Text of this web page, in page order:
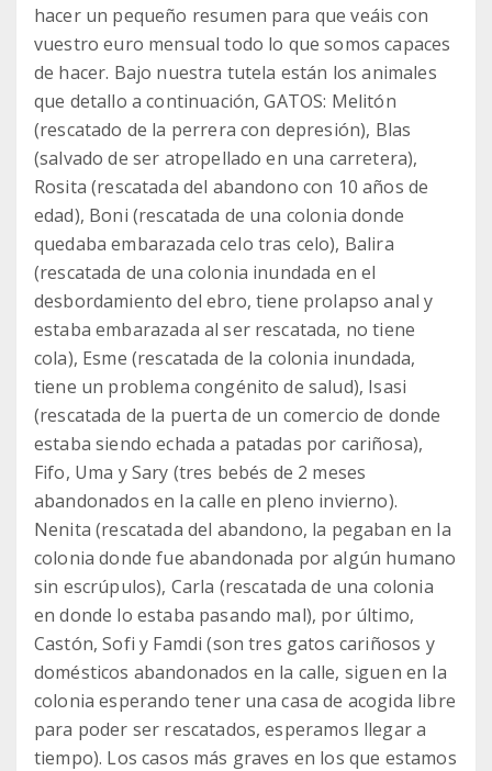
hacer un pequeño resumen para que veáis con
vuestro euro mensual todo lo que somos capaces
de hacer. Bajo nuestra tutela están los animales
que detallo a continuación, GATOS: Melitón
(rescatado de la perrera con depresión), Blas
(salvado de ser atropellado en una carretera),
Rosita (rescatada del abandono con 10 años de
edad), Boni (rescatada de una colonia donde
quedaba embarazada celo tras celo), Balira
(rescatada de una colonia inundada en el
desbordamiento del ebro, tiene prolapso anal y
estaba embarazada al ser rescatada, no tiene
cola), Esme (rescatada de la colonia inundada,
tiene un problema congénito de salud), Isasi
(rescatada de la puerta de un comercio de donde
estaba siendo echada a patadas por cariñosa),
Fifo, Uma y Sary (tres bebés de 2 meses
abandonados en la calle en pleno invierno).
Nenita (rescatada del abandono, la pegaban en la
colonia donde fue abandonada por algún humano
sin escrúpulos), Carla (rescatada de una colonia
en donde lo estaba pasando mal), por último,
Castón, Sofi y Famdi (son tres gatos cariñosos y
domésticos abandonados en la calle, siguen en la
colonia esperando tener una casa de acogida libre
para poder ser rescatados, esperamos llegar a
tiempo). Los casos más graves en los que estamos